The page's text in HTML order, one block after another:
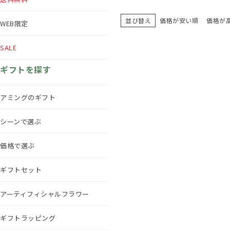
WEB限定
SALE
ギフトを探す
アミングのギフト
シーンで選ぶ
価格で選ぶ
ギフトセット
アーティフィシャルフラワー
ギフトラッピング
並び替え 価格が安い順 価格が